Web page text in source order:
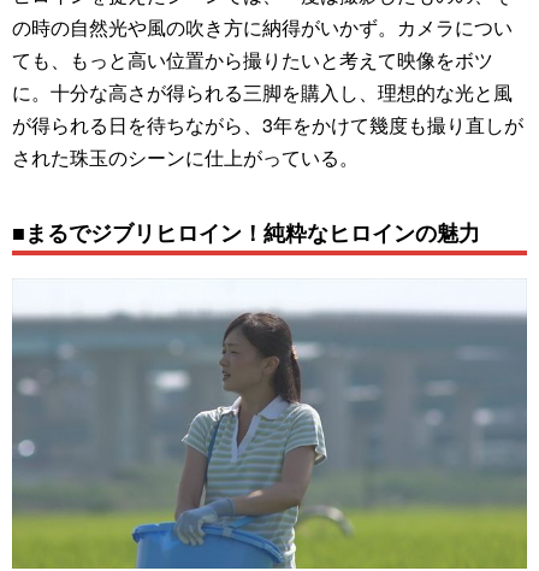
の時の自然光や風の吹き方に納得がいかず。カメラについ
ても、もっと高い位置から撮りたいと考えて映像をボツ
に。十分な高さが得られる三脚を購入し、理想的な光と風
が得られる日を待ちながら、3年をかけて幾度も撮り直しが
された珠玉のシーンに仕上がっている。
■まるでジブリヒロイン！純粋なヒロインの魅力